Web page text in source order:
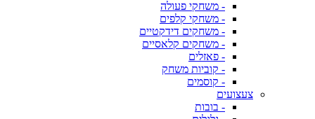
- משחקי פעולה
- משחקי קלפים
- משחקים דידקטיים
- משחקים קלאסיים
- פאזלים
- קוביות משחק
- קוסמים
צעצועים
- בובות